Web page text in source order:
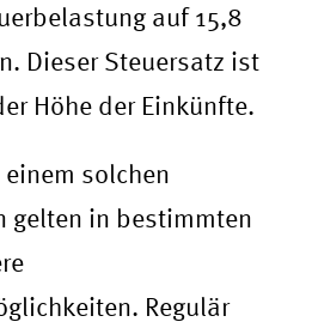
auf 15,8
Dieser Steuersatz ist
Höhe der Einkünfte.
solchen
gelten in bestimmten
Regulär